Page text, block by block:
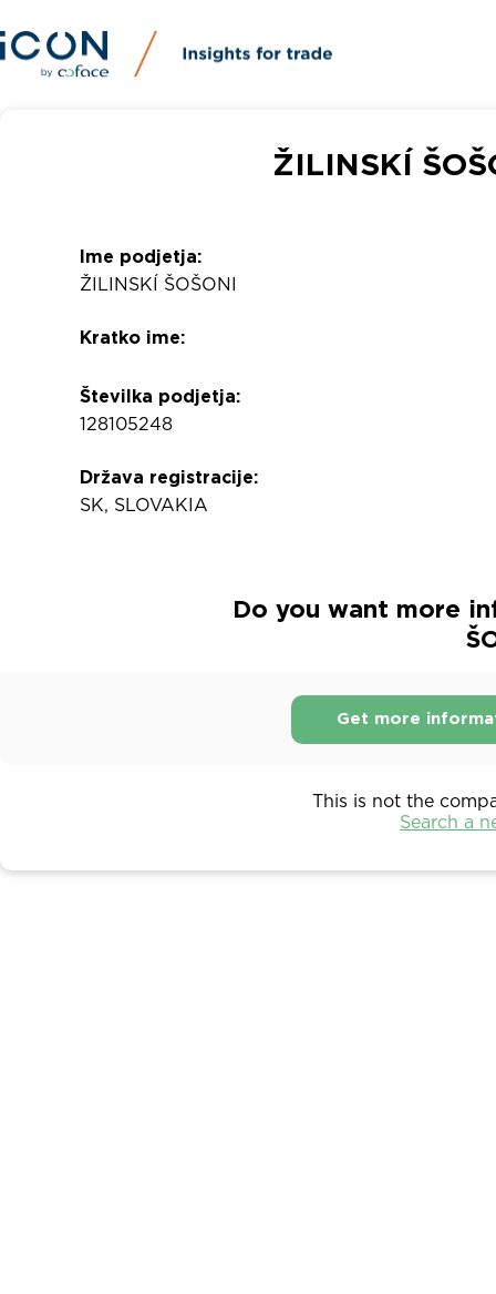
ŽILINSKÍ
Ime podjetja:
ŽILINSKÍ ŠOŠONI
Kratko ime:
Številka podjetja:
128105248
Država registracije:
SK, SLOVAKIA
Do you want more
Get more
This is not the
Search a